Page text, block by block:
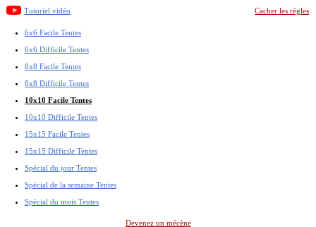
Tutoriel vidéo Cacher les règles
6x6 Facile Tentes
6x6 Difficile Tentes
8x8 Facile Tentes
8x8 Difficile Tentes
10x10 Facile Tentes
10x10 Difficile Tentes
15x15 Facile Tentes
15x15 Difficile Tentes
Spécial du jour Tentes
Spécial de la semaine Tentes
Spécial du mois Tentes
Devenez un mécène